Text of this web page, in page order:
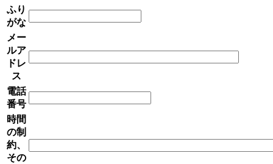
ふり
がな
メー
ルア
ドレ
ス
電話
番号
時間
の制
約、
その